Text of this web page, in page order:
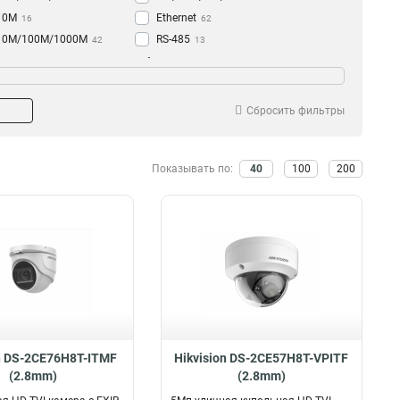
16
100M/1000M 42
Ethernet 62
RS-485 13
1
240В 15
Объем памяти
8Тб 14
Сбросить фильтры
Показывать по: 40 100 200
2CE76H8T-ITMF
(2.8mm)
Hikvision DS-2CE57H8T-VPITF
(2.8mm)